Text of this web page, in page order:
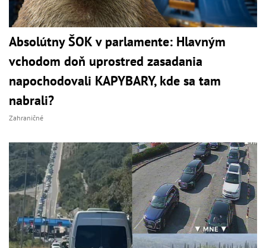
Absolútny ŠOK v parlamente: Hlavným
vchodom doň uprostred zasadania
napochodovali KAPYBARY, kde sa tam
nabrali?
Zahraničné